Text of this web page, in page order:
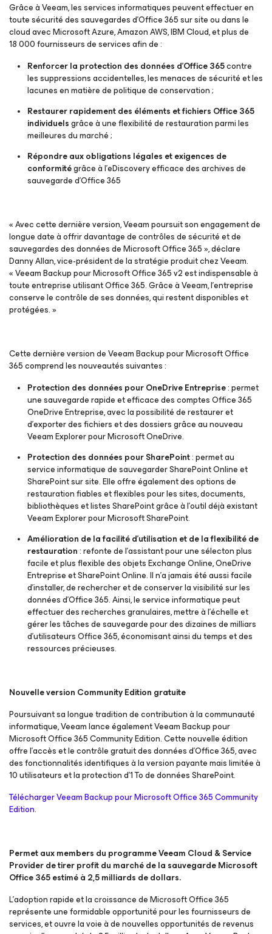
Grâce à Veeam, les services informatiques peuvent effectuer en
toute sécurité des sauvegardes d’Office 365 sur site ou dans le
cloud avec Microsoft Azure, Amazon AWS, IBM Cloud, et plus de
18 000 fournisseurs de services afin de :
Renforcer la protection des données d’Office 365contre
les suppressions accidentelles, les menaces de sécurité et les
lacunes en matière de politique de conservation ;
Restaurer rapidement des éléments et fichiers Office 365
individuelsgrâce à une flexibilité de restauration parmi les
meilleures du marché ;
Répondre aux obligations légales et exigences de
conformitégrâce à l’eDiscovery efficace des archives de
sauvegarde d’Office 365
« Avec cette dernière version, Veeam poursuit son engagement de
longue date à offrir davantage de contrôles de sécurité et de
sauvegardes des données de Microsoft Office 365 », déclare
Danny Allan, vice-président de la stratégie produit chez Veeam.
« Veeam Backuppour Microsoft Office 365 v2est indispensable à
toute entreprise utilisant Office 365.Grâce à Veeam, l’entreprise
conserve le contrôle de ses données, qui restent disponibles et
protégées. »
Cette dernière version de Veeam Backuppour Microsoft Office
365comprend les nouveautés suivantes :
Protection des données pour OneDrive Entreprise: permet
une sauvegarde rapide et efficace des comptes Office 365
OneDrive Entreprise, avec la possibilité de restaurer et
d’exporter des fichiers et des dossiers grâce au nouveau
Veeam Explorerpour Microsoft OneDrive.
Protection des données pour SharePoint: permet au
service informatique de sauvegarder SharePoint Online et
SharePoint sur site. Elle offre également des options de
restauration fiables et flexibles pour les sites, documents,
bibliothèques et listes SharePoint grâce à l’outil déjà existant
Veeam Explorerpour Microsoft SharePoint.
Amélioration de la facilité d’utilisation et de la flexibilité de
restauration: refonte de l’assistant pour une sélecton plus
facile et plus flexible des objets Exchange Online, OneDrive
Entreprise et SharePoint Online. Il n’a jamais été aussi facile
d'installer, de rechercher et de conserver la visibilité sur les
données d’Office 365. Ainsi, le service informatique peut
effectuer des recherches granulaires, mettre à l’échelle et
gérer les tâches de sauvegarde pour des dizaines de milliars
d’utilisateurs Office 365, économisant ainsi du temps et des
ressources précieuses.
Nouvelle version Community Edition gratuite
Poursuivant sa longue tradition de contribution à la communauté
informatique, Veeam lance également Veeam Backuppour
Microsoft Office 365Community Edition. Cette nouvelle édition
offre l’accès et le contrôle gratuit des données d’Office 365, avec
des fonctionnalités identifiques à la version payante mais limitée à
10 utilisateurs et la protection d’1 To de données SharePoint.
Télécharger Veeam Backuppour Microsoft Office 365Community
Edition.
Permet aux members du programme Veeam Cloud & Service
Provider de tirer profit du marché de la sauvegarde Microsoft
Office 365 estimé à 2,5 milliards de dollars.
L'adoption rapide et la croissance de Microsoft Office 365
représente une formidable opportunité pour les fournisseurs de
services, et ouvre la voie à de nouvelles opportunités de revenus